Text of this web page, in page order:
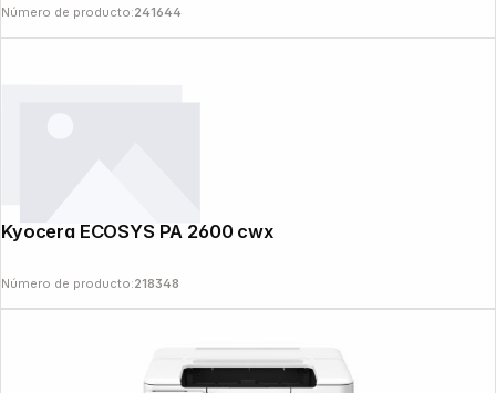
Número de producto:241644
Kyocera ECOSYS PA 2600 cwx
Número de producto:218348